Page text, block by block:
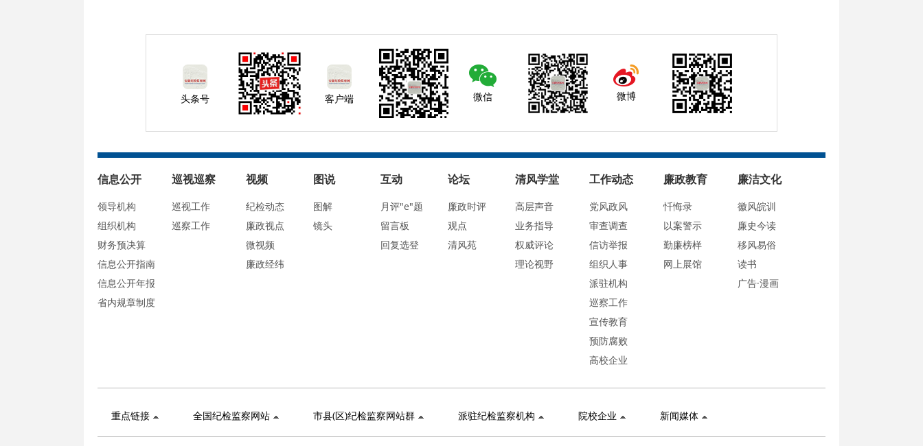
头条号 客户端 微信 微博
信息公开
领导机构
组织机构
财务预决算
信息公开指南
信息公开年报
省内规章制度
巡视巡察
巡视工作
巡察工作
视频
纪检动态
廉政视点
微视频
廉政经纬
图说
图解
镜头
互动
月评"e"题
留言板
回复选登
论坛
廉政时评
观点
清风苑
清风学堂
高层声音
业务指导
权威评论
理论视野
工作动态
党风政风
审查调查
信访举报
组织人事
派驻机构
巡察工作
宣传教育
预防腐败
高校企业
廉政教育
忏悔录
以案警示
勤廉榜样
网上展馆
廉洁文化
徽风皖训
廉史今读
移风易俗
读书
广告·漫画
重点链接 全国纪检监察网站 市县(区)纪检监察网站群 派驻纪检监察机构 院校企业 新闻媒体